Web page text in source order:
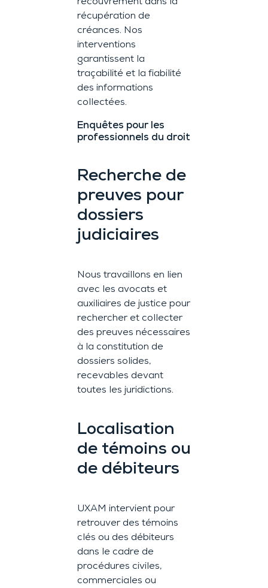
recouvrement dans la
récupération de
créances. Nos
interventions
garantissent la
traçabilité et la fiabilité
des informations
collectées.
Enquêtes pour les
professionnels du droit
Recherche de
preuves pour
dossiers
judiciaires
Nous travaillons en lien
avec les avocats et
auxiliaires de justice pour
rechercher et collecter
des preuves nécessaires
à la constitution de
dossiers solides,
recevables devant
toutes les juridictions.
Localisation
de témoins ou
de débiteurs
UXAM intervient pour
retrouver des témoins
clés ou des débiteurs
dans le cadre de
procédures civiles,
commerciales ou